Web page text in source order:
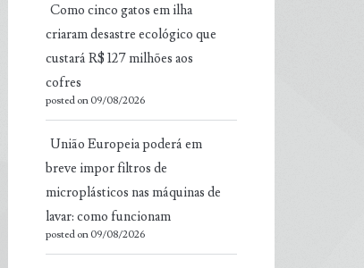
Como cinco gatos em ilha
criaram desastre ecológico que
custará R$ 127 milhões aos
cofres
posted on 09/08/2026
União Europeia poderá em
breve impor filtros de
microplásticos nas máquinas de
lavar: como funcionam
posted on 09/08/2026